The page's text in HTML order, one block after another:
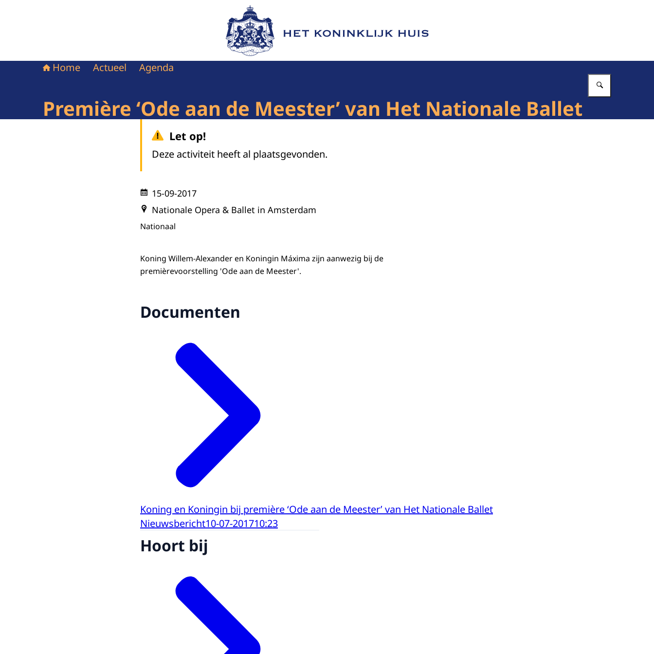
Naar de homepage van Het Koninklijk Huis
Home Actueel Agenda
Première ‘Ode aan de Meester’ van Het Nationale Ballet
Let op!
Deze activiteit heeft al plaatsgevonden.
15-09-2017
Nationale Opera & Ballet in Amsterdam
Nationaal
Koning Willem-Alexander en Koningin Máxima zijn aanwezig bij de
premièrevoorstelling 'Ode aan de Meester'.
Documenten
Koning en Koningin bij première ‘Ode aan de Meester’ van Het Nationale Ballet
Nieuwsbericht10-07-201710:23
Hoort bij